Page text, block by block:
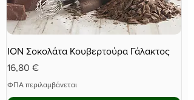
ΙΟΝ Σοκολάτα Κουβερτούρα Γάλακτος
Τιμή
16,80 €
ΦΠΑ περιλαμβάνεται